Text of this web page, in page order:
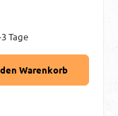
Tage
benutze die Schaltflächen
Warenkorb